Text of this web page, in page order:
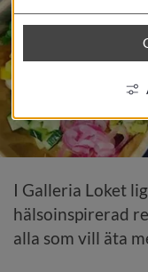
I Galleria Loket
hälsoinspirerad
alla som vill äta